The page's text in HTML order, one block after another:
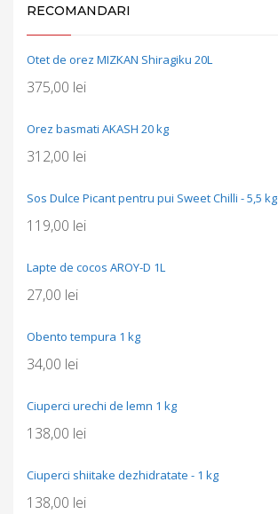
RECOMANDARI
Otet de orez MIZKAN Shiragiku 20L
375,00 lei
Orez basmati AKASH 20 kg
312,00 lei
Sos Dulce Picant pentru pui Sweet Chilli - 5,5 kg
119,00 lei
Lapte de cocos AROY-D 1L
27,00 lei
Obento tempura 1 kg
34,00 lei
Ciuperci urechi de lemn 1 kg
138,00 lei
Ciuperci shiitake dezhidratate - 1 kg
138,00 lei